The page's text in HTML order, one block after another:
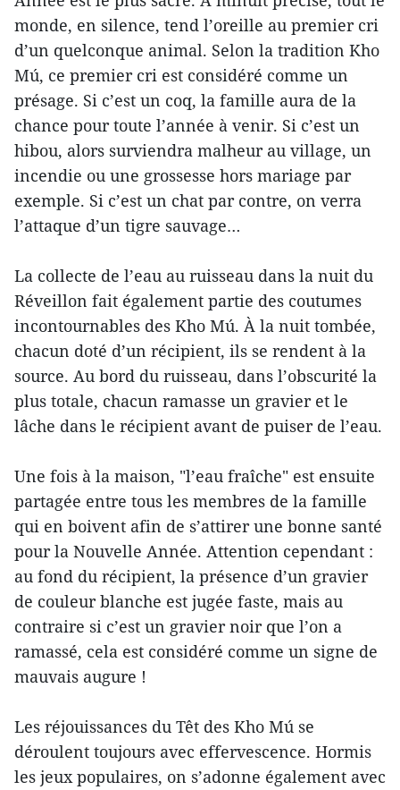
monde, en silence, tend l’oreille au premier cri
d’un quelconque animal. Selon la tradition Kho
Mú, ce premier cri est considéré comme un
présage. Si c’est un coq, la famille aura de la
chance pour toute l’année à venir. Si c’est un
hibou, alors surviendra malheur au village, un
incendie ou une grossesse hors mariage par
exemple. Si c’est un chat par contre, on verra
l’attaque d’un tigre sauvage…
La collecte de l’eau au ruisseau dans la nuit du
Réveillon fait également partie des coutumes
incontournables des Kho Mú. À la nuit tombée,
chacun doté d’un récipient, ils se rendent à la
source. Au bord du ruisseau, dans l’obscurité la
plus totale, chacun ramasse un gravier et le
lâche dans le récipient avant de puiser de l’eau.
Une fois à la maison, "l’eau fraîche" est ensuite
partagée entre tous les membres de la famille
qui en boivent afin de s’attirer une bonne santé
pour la Nouvelle Année. Attention cependant :
au fond du récipient, la présence d’un gravier
de couleur blanche est jugée faste, mais au
contraire si c’est un gravier noir que l’on a
ramassé, cela est considéré comme un signe de
mauvais augure !
Les réjouissances du Têt des Kho Mú se
déroulent toujours avec effervescence. Hormis
les jeux populaires, on s’adonne également avec